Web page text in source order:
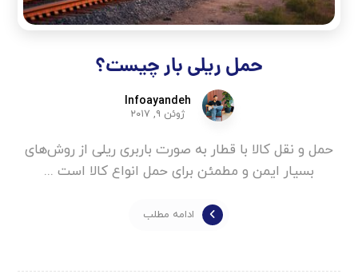
حمل ریلی بار چیست؟
Infoayandeh
ژوئن ۹, ۲۰۱۷
حمل و نقل کالا با قطار به صورت باربری ریلی از روش‌های
بسیار ایمن و مطمئن برای حمل انواع کالا است ...
ادامه مطلب